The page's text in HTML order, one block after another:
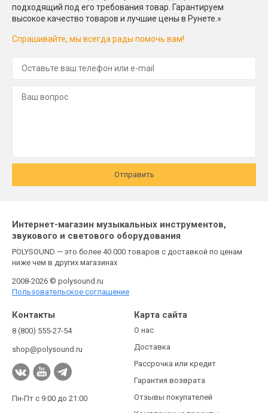
подходящий под его требования товар. Гарантируем
высокое качество товаров и лучшие цены в Рунете.»
Спрашивайте, мы всегда рады помочь вам!
Отправить
Интернет-магазин музыкальных инструментов,
звукового и светового оборудования
POLYSOUND — это более 40 000 товаров с доставкой по ценам
ниже чем в других магазинах
2008-2026 © polysound.ru
Пользовательское соглашение
Контакты
8 (800) 555-27-54
shop@polysound.ru
Пн-Пт с 9:00 до 21:00
Карта сайта
О нас
Доставка
Рассрочка или кредит
Гарантия возврата
Отзывы покупателей